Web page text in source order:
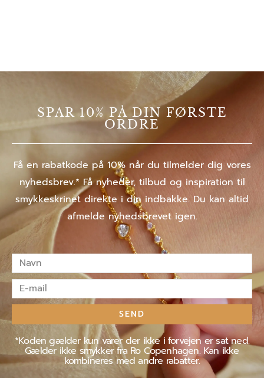
SPAR 10% PÅ DIN FØRSTE
ORDRE
Få en rabatkode på 10% når du tilmelder dig vores
nyhedsbrev.* Få nyheder, tilbud og inspiration til
smykkeskrinet direkte i din indbakke. Du kan altid
afmelde nyhedsbrevet igen.
Navn
E-
mail
SEND
*Koden gælder kun varer der ikke i forvejen er sat ned.
Gælder ikke smykker fra Ro Copenhagen. Kan ikke
kombineres med andre rabatter.